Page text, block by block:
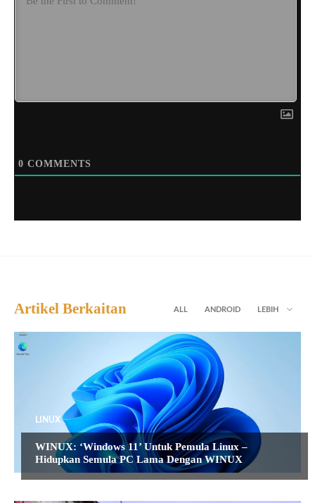
0 COMMENTS
Artikel Berkaitan ALL ANDROID LEBIH
LINUX
WINUX: ‘Windows 11’ Untuk Pemula Linux –
Hidupkan Semula PC Lama Dengan WINUX